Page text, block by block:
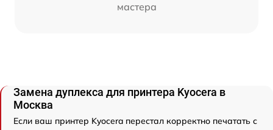
мастера
Замена дуплекса для принтера Kyocera в
Москва
Если ваш принтер Kyocera перестал корректно печатать с